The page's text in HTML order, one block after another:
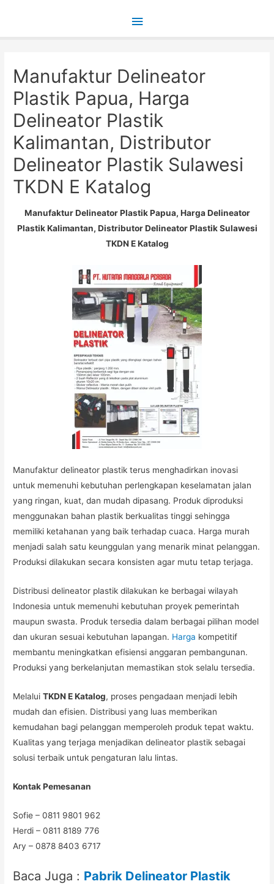
Main
Manufaktur Delineator
Plastik Papua, Harga
Delineator Plastik
Kalimantan, Distributor
Delineator Plastik Sulawesi
TKDN E Katalog
Manufaktur Delineator Plastik Papua, Harga Delineator
Plastik Kalimantan, Distributor Delineator Plastik Sulawesi
TKDN E Katalog
Manufaktur delineator plastik terus menghadirkan inovasi
untuk memenuhi kebutuhan perlengkapan keselamatan jalan
yang ringan, kuat, dan mudah dipasang. Produk diproduksi
menggunakan bahan plastik berkualitas tinggi sehingga
memiliki ketahanan yang baik terhadap cuaca. Harga murah
menjadi salah satu keunggulan yang menarik minat pelanggan.
Produksi dilakukan secara konsisten agar mutu tetap terjaga.
Distribusi delineator plastik dilakukan ke berbagai wilayah
Indonesia untuk memenuhi kebutuhan proyek pemerintah
maupun swasta. Produk tersedia dalam berbagai pilihan model
dan ukuran sesuai kebutuhan lapangan. Harga kompetitif
membantu meningkatkan efisiensi anggaran pembangunan.
Produksi yang berkelanjutan memastikan stok selalu tersedia.
MelaluiTKDN E Katalog, proses pengadaan menjadi lebih
mudah dan efisien. Distribusi yang luas memberikan
kemudahan bagi pelanggan memperoleh produk tepat waktu.
Kualitas yang terjaga menjadikan delineator plastik sebagai
solusi terbaik untuk pengaturan lalu lintas.
Kontak Pemesanan
Sofie – 0811 9801 962
Herdi – 0811 8189 776
Ary – 0878 8403 6717
Baca Juga : Pabrik Delineator Plastik